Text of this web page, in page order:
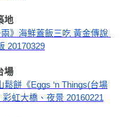
地
》海鮮蓋飯三吃 黃金傳說
20170329
場
餅《Eggs ‘n Things(台場
虹大橋、夜景 20160221